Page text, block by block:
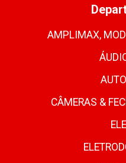
AMPLIMAX,
CÂMERAS &